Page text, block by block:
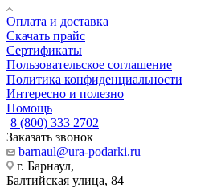
Оплата и доставка
Скачать прайс
Сертификаты
Пользовательское соглашение
Политика конфиденциальности
Интересно и полезно
Помощь
8 (800) 333 2702
Заказать звонок
barnaul@ura-podarki.ru
г. Барнаул,
Балтийская улица, 84